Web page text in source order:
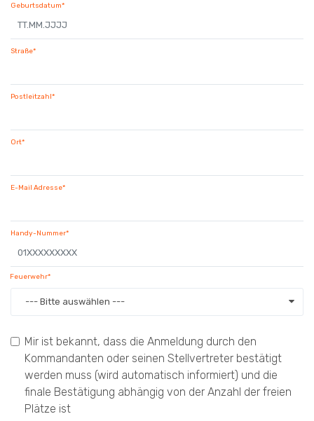
Geburtsdatum*
Straße*
Postleitzahl*
Ort*
E-Mail Adresse*
Handy-Nummer*
Feuerwehr*
--- Bitte auswählen ---
Mir ist bekannt, dass die Anmeldung durch den
Kommandanten oder seinen Stellvertreter bestätigt
werden muss (wird automatisch informiert) und die
finale Bestätigung abhängig von der Anzahl der freien
Plätze ist